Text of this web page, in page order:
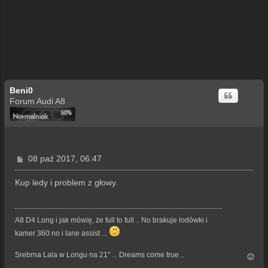
Beni0
Forum Audi A8
P
o
s
t
08 paź 2017, 06:47
Kup ledy i problem z głowy.
A8 D4 Long i jak mówię, że full to full... No brakuje lodówki i
kamer 360 no i lane assist ...
Srebrna Lala w Longu na 21" ... Dreams come true ..